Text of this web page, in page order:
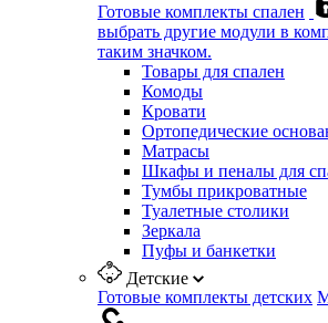
Готовые комплекты спален
выбрать другие модули в
таким значком.
Товары для спален
Комоды
Кровати
Ортопедические
Матрасы
Шкафы и пеналы для
Тумбы прикроватные
Туалетные столики
Зеркала
Пуфы и банкетки
Детские
Готовые комплекты детских